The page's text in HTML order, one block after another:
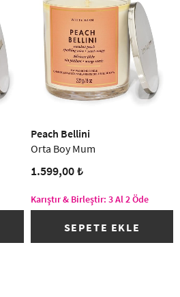
Peach Bellini
Orta Boy Mum
1.599,00 ₺
Karıştır & Birleştir: 3 Al 2 Öde
SEPETE EKLE